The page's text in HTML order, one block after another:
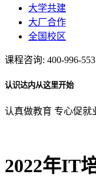
大学共建
大厂合作
全国校区
课程咨询: 400-996-
认识达内从这里开始
认真做教育 专心促就
2022年IT